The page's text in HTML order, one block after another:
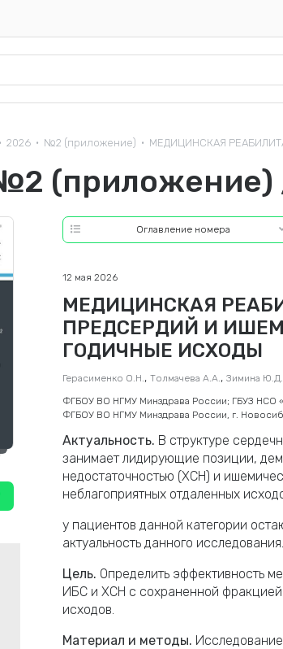
• 2026 • №2 (приложение) • МЕДИЦИНСКАЯ
(приложение)
Оглавление номера
МЕДИЦИНСКАЯ
ПРЕДСЕРДИЙ И
ГОДИЧНЫЕ ИСХОДЫ
12 мая 2026
ФГБОУ ВО НГМУ Минздрава России; ГБУЗ
ФГБОУ ВО НГМУ Минздрава России, г.
Актуальность. В структуре
занимает лидирующие позиции,
недостаточностью (ХСН) и
неблагоприятных отдаленных
у пациентов данной категории
актуальность данного исследования.
Цель. Определить эффективность
ИБС и ХСН с сохраненной
исходов.
Материал и методы.
Герасименко О.Н. , Толмачева А.А. , Зимина Ю.Д.